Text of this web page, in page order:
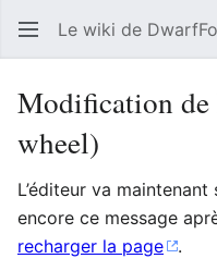
Le wiki de
Modification de
wheel)
L’éditeur va
encore ce message
recharger la page
.